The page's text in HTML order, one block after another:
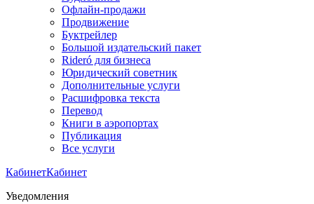
Офлайн-продажи
Продвижение
Буктрейлер
Большой издательский пакет
Rideró для бизнеса
Юридический советник
Дополнительные услуги
Расшифровка текста
Перевод
Книги в аэропортах
Публикация
Все услуги
КабинетКабинет
Уведомления